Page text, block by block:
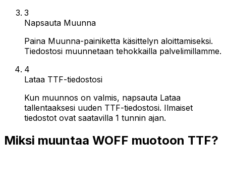
3
Napsauta Muunna
Paina Muunna-painiketta käsittelyn aloittamiseksi.
Tiedostosi muunnetaan tehokkailla palvelimillamme.
4
Lataa TTF-tiedostosi
Kun muunnos on valmis, napsauta Lataa
tallentaaksesi uuden TTF-tiedostosi. Ilmaiset
tiedostot ovat saatavilla 1 tunnin ajan.
Miksi muuntaa WOFF muotoon TTF?